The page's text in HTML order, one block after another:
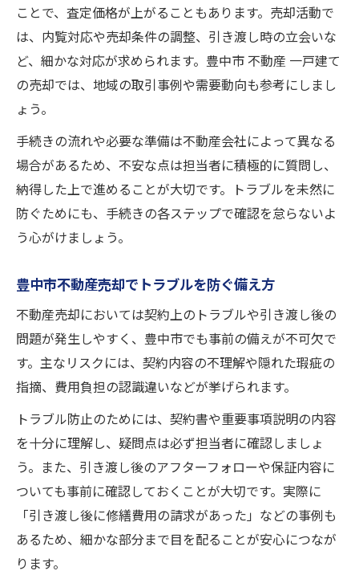
ことで、査定価格が上がることもあります。売却活動で
は、内覧対応や売却条件の調整、引き渡し時の立会いな
ど、細かな対応が求められます。豊中市 不動産 一戸建て
の売却では、地域の取引事例や需要動向も参考にしまし
ょう。
手続きの流れや必要な準備は不動産会社によって異なる
場合があるため、不安な点は担当者に積極的に質問し、
納得した上で進めることが大切です。トラブルを未然に
防ぐためにも、手続きの各ステップで確認を怠らないよ
う心がけましょう。
豊中市不動産売却でトラブルを防ぐ備え方
不動産売却においては契約上のトラブルや引き渡し後の
問題が発生しやすく、豊中市でも事前の備えが不可欠で
す。主なリスクには、契約内容の不理解や隠れた瑕疵の
指摘、費用負担の認識違いなどが挙げられます。
トラブル防止のためには、契約書や重要事項説明の内容
を十分に理解し、疑問点は必ず担当者に確認しましょ
う。また、引き渡し後のアフターフォローや保証内容に
ついても事前に確認しておくことが大切です。実際に
「引き渡し後に修繕費用の請求があった」などの事例も
あるため、細かな部分まで目を配ることが安心につなが
ります。